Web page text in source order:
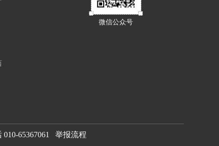
微信公众号
65367061 举报流程